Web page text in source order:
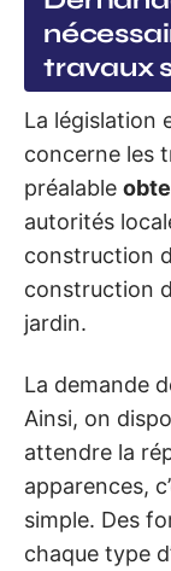
travaux
La législation
concerne les
préalable
autorités
construction
construction
jardin.
La demande
Ainsi, on
attendre la
apparences,
simple. Des
chaque type